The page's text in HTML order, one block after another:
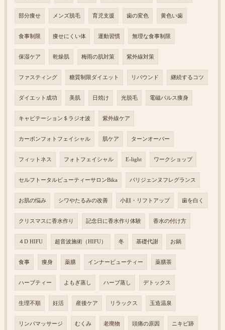
部分痩せ メンズ脱毛 育児支援 歯の変色 黄色い歯
食事制限 痩せにくい体 運動習慣 無理な食事制限
保湿ケア 乾燥肌 梅雨の肌対策 紫外線対策
ファスティング 糖質制限ダイエット リバウンド 継続するコツ
ダイエット成功 美肌 日焼け 光脱毛 電磁パルス痩身
キャビテーション＄ラジオ波 紫外線ケア
カーボンフォトフェイシャル 肌ケア ターンオーバー
フィットネス フォトフェイシャル E-light ワークショップ
セルフトータルビューティーサロンBika パリジェンヌフレグランス
お肌の悩み シワやたるみの改善 小顔・リフトアップ 歯を白く
クリスマスに香水作り 記念日に香水作り体験 香水の付け方
４D HIFU 超音波施術（HIFU） 冬 基礎代謝 お鍋
食事 痩身 薬膳 インナービューティー 薬膳茶
ハーブティー よもぎ蒸し ハーブ蒸し デトックス
生理不順 妊活 産後ケア リラックス 玉造温泉
リンパマッサージ むくみ 老廃物 頭痛の原因 ニキビ跡